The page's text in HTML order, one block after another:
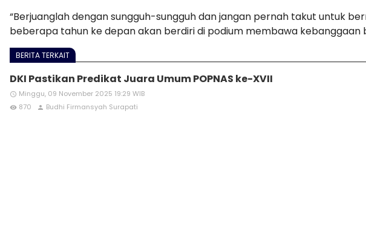
“Berjuanglah dengan sungguh-sungguh dan jangan pernah takut untuk
beberapa tahun ke depan akan berdiri di podium membawa kebanggaan
BERITA TERKAIT
DKI Pastikan Predikat Juara Umum POPNAS ke-XVII
access_time Minggu, 09 November 2025 19:29 WIB
remove_red_eye 870 person Budhi Firmansyah Surapati